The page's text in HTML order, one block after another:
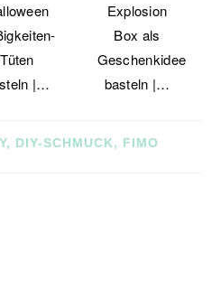
Tüten
|…
Explosion
Box als
Geschenkidee
basteln |…
, DIY-SCHMUCK, FIMO